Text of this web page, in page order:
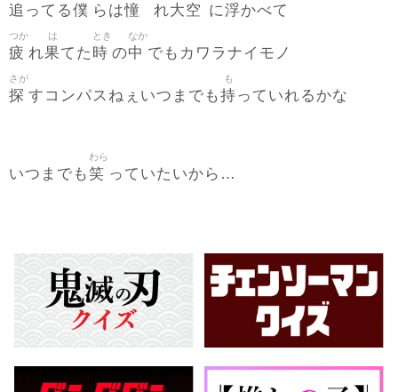
追 ってる僕 らは憧 れ大空 に浮かべて
疲
つか
れ果
は
てた 時
とき
の中
なか
でもカワラナイモノ
探
さが
すコンパスねぇいつまでも持
も
っていれるかな
いつまでも笑
わら
っていたいから…